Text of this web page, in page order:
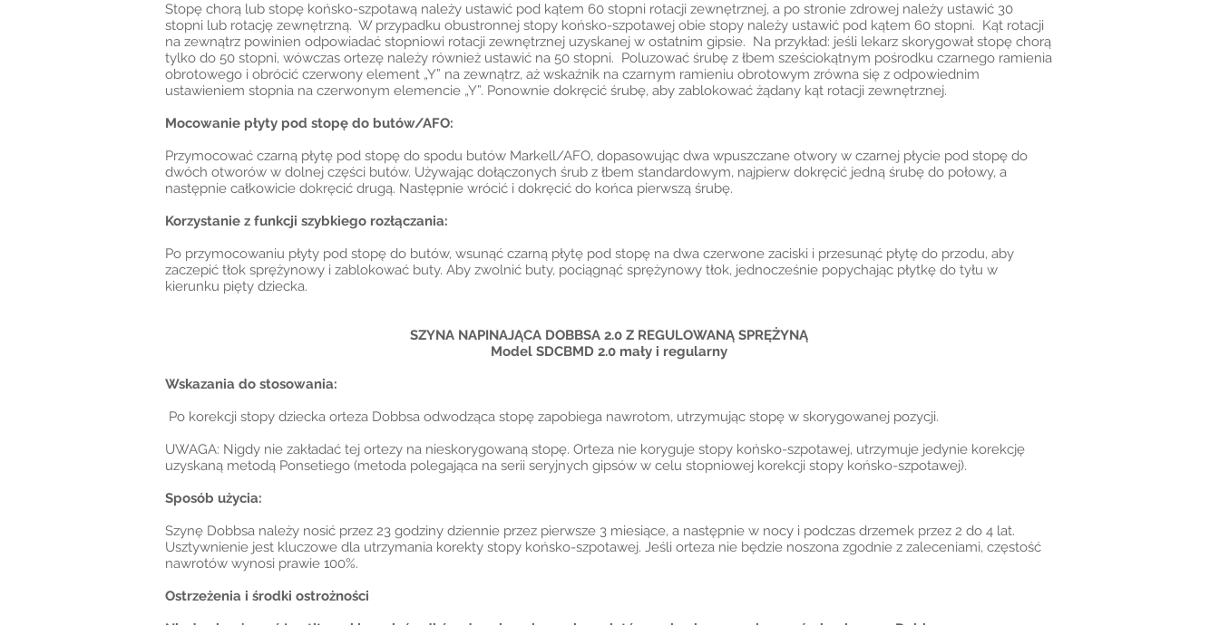
Stopę chorą lub stopę końsko-szpotawą należy ustawić pod kątem 60 stopni rotacji zewnętrznej, a po stronie zdrowej należy ustawić 30
stopni lub rotację zewnętrzną. W przypadku obustronnej stopy końsko-szpotawej obie stopy należy ustawić pod kątem 60 stopni. Kąt rotacji
na zewnątrz powinien odpowiadać stopniowi rotacji zewnętrznej uzyskanej w ostatnim gipsie. Na przykład: jeśli lekarz skorygował stopę chorą
tylko do 50 stopni, wówczas ortezę należy również ustawić na 50 stopni. Poluzować śrubę z łbem sześciokątnym pośrodku czarnego ramienia
obrotowego i obrócić czerwony element „Y” na zewnątrz, aż wskaźnik na czarnym ramieniu obrotowym zrówna się z odpowiednim
ustawieniem stopnia na czerwonym elemencie „Y”. Ponownie dokręcić śrubę, aby zablokować żądany kąt rotacji zewnętrznej.
Mocowanie płyty pod stopę do butów/AFO:
Przymocować czarną płytę pod stopę do spodu butów Markell/AFO, dopasowując dwa wpuszczane otwory w czarnej płycie pod stopę do
dwóch otworów w dolnej części butów. Używając dołączonych śrub z łbem standardowym, najpierw dokręcić jedną śrubę do połowy, a
następnie całkowicie dokręcić drugą. Następnie wrócić i dokręcić do końca pierwszą śrubę.
Korzystanie z funkcji szybkiego rozłączania:
Po przymocowaniu płyty pod stopę do butów, wsunąć czarną płytę pod stopę na dwa czerwone zaciski i przesunąć płytę do przodu, aby
zaczepić tłok sprężynowy i zablokować buty. Aby zwolnić buty, pociągnąć sprężynowy tłok, jednocześnie popychając płytkę do tyłu w
kierunku pięty dziecka.
SZYNA NAPINAJĄCA DOBBSA 2.0 Z REGULOWANĄ SPRĘŻYNĄ
Model SDCBMD 2.0 mały i regularny
Wskazania do stosowania:
Po korekcji stopy dziecka orteza Dobbsa odwodząca stopę zapobiega nawrotom, utrzymując stopę w skorygowanej pozycji.
UWAGA: Nigdy nie zakładać tej ortezy na nieskorygowaną stopę. Orteza nie koryguje stopy końsko-szpotawej, utrzymuje jedynie korekcję
uzyskaną metodą Ponsetiego (metoda polegająca na serii seryjnych gipsów w celu stopniowej korekcji stopy końsko-szpotawej).
Sposób użycia:
Szynę Dobbsa należy nosić przez 23 godziny dziennie przez pierwsze 3 miesiące, a następnie w nocy i podczas drzemek przez 2 do 4 lat.
Usztywnienie jest kluczowe dla utrzymania korekty stopy końsko-szpotawej. Jeśli orteza nie będzie noszona zgodnie z zaleceniami, częstość
nawrotów wynosi prawie 100%.
Ostrzeżenia i środki ostrożności